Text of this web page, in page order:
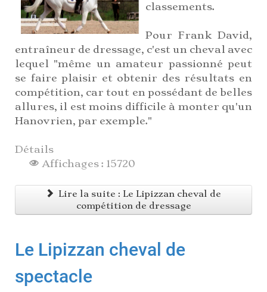
classements.
Pour Frank David,
entraîneur de dressage, c'est un cheval avec
lequel "même un amateur passionné peut
se faire plaisir et obtenir des résultats en
compétition, car tout en possédant de belles
allures, il est moins difficile à monter qu'un
Hanovrien, par exemple."
Détails
Affichages : 15720
Lire la suite : Le Lipizzan cheval de
compétition de dressage
Le Lipizzan cheval de
spectacle